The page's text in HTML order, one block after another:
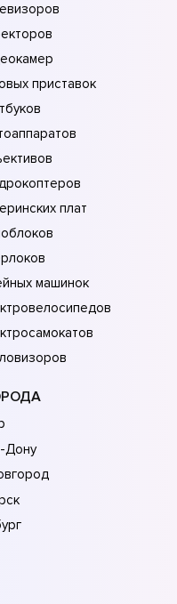
приставок
плат
машинок
Дону